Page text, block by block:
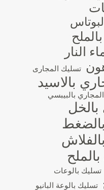
النار
تسليك المجارى
بالاسيد
بالبيبسي
تسليك بالوعات
تسليك بالوعة البانيو